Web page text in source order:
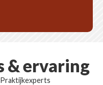
& ervaring